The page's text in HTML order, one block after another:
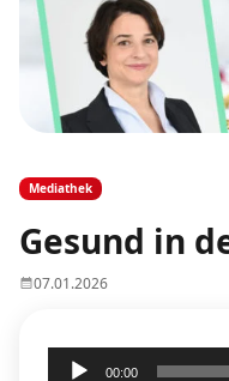
Mediathek
Gesund in
07.01.2026
Audio-
00:00